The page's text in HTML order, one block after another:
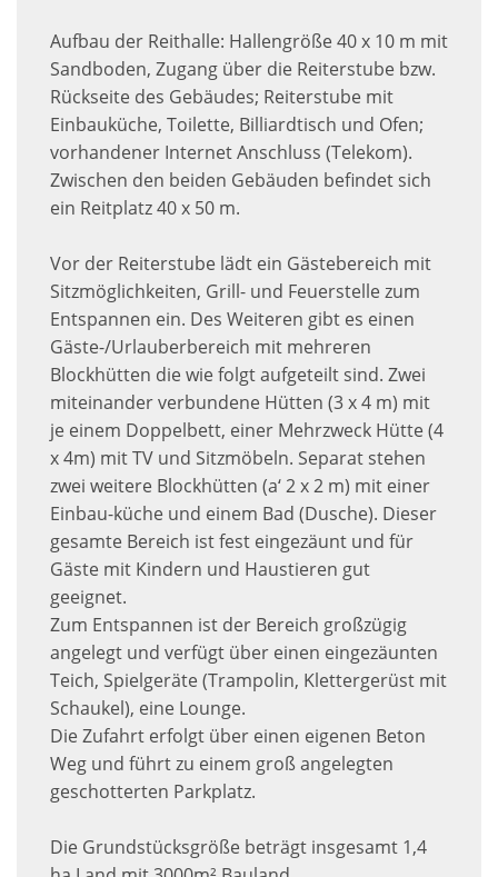
Aufbau der Reithalle: Hallengröße 40 x 10 m mit
Sandboden, Zugang über die Reiterstube bzw.
Rückseite des Gebäudes; Reiterstube mit
Einbauküche, Toilette, Billiardtisch und Ofen;
vorhandener Internet Anschluss (Telekom).
Zwischen den beiden Gebäuden befindet sich
ein Reitplatz 40 x 50 m.
Vor der Reiterstube lädt ein Gästebereich mit
Sitzmöglichkeiten, Grill- und Feuerstelle zum
Entspannen ein. Des Weiteren gibt es einen
Gäste-/Urlauberbereich mit mehreren
Blockhütten die wie folgt aufgeteilt sind. Zwei
miteinander verbundene Hütten (3 x 4 m) mit
je einem Doppelbett, einer Mehrzweck Hütte (4
x 4m) mit TV und Sitzmöbeln. Separat stehen
zwei weitere Blockhütten (a‘ 2 x 2 m) mit einer
Einbau-küche und einem Bad (Dusche). Dieser
gesamte Bereich ist fest eingezäunt und für
Gäste mit Kindern und Haustieren gut
geeignet.
Zum Entspannen ist der Bereich großzügig
angelegt und verfügt über einen eingezäunten
Teich, Spielgeräte (Trampolin, Klettergerüst mit
Schaukel), eine Lounge.
Die Zufahrt erfolgt über einen eigenen Beton
Weg und führt zu einem groß angelegten
geschotterten Parkplatz.
Die Grundstücksgröße beträgt insgesamt 1,4